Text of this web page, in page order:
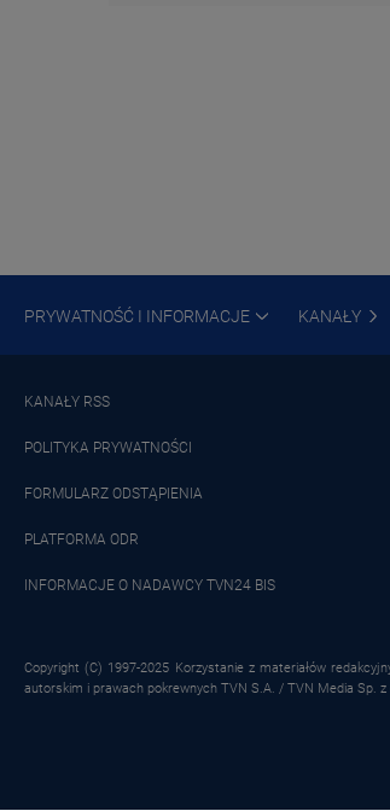
PRYWATNOŚĆ I INFORMACJE KANAŁY
KANAŁY RSS
POLITYKA PRYWATNOŚCI
FORMULARZ ODSTĄPIENIA
PLATFORMA ODR
INFORMACJE O NADAWCY TVN24 BIS
Copyright (C) 1997-2025 Korzystanie z materiałów
autorskim i prawach pokrewnych TVN S.A. / TVN Media Sp.